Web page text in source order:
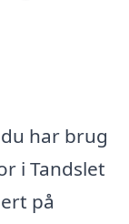
har brug
i Tandslet
på